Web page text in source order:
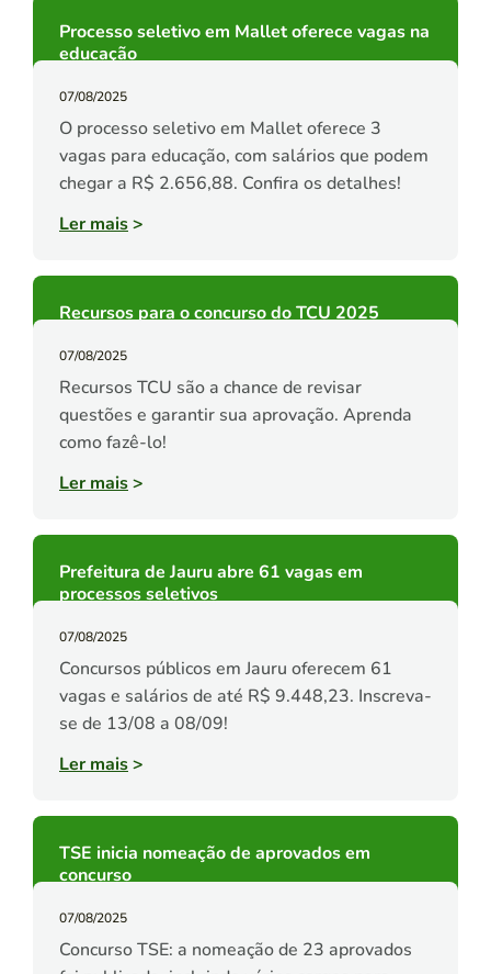
Processo seletivo em Mallet oferece vagas na
educação
07/08/2025
O processo seletivo em Mallet oferece 3
vagas para educação, com salários que podem
chegar a R$ 2.656,88. Confira os detalhes!
Ler mais>
Recursos para o concurso do TCU 2025
07/08/2025
Recursos TCU são a chance de revisar
questões e garantir sua aprovação. Aprenda
como fazê-lo!
Ler mais>
Prefeitura de Jauru abre 61 vagas em
processos seletivos
07/08/2025
Concursos públicos em Jauru oferecem 61
vagas e salários de até R$ 9.448,23. Inscreva-
se de 13/08 a 08/09!
Ler mais>
TSE inicia nomeação de aprovados em
concurso
07/08/2025
Concurso TSE: a nomeação de 23 aprovados